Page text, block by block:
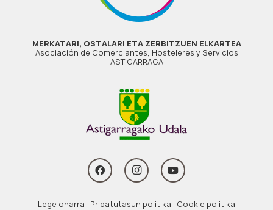
MERKATARI, OSTALARI ETA ZERBITZUEN ELKARTEA
Asociación de Comerciantes, Hosteleres y Servicios
ASTIGARRAGA
Lege oharra · Pribatutasun politika · Cookie politika